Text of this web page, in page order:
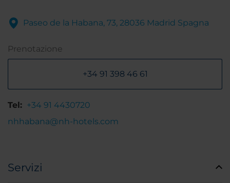
Paseo de la Habana, 73, 28036 Madrid Spagna
Prenotazione
+34 91 398 46 61
Tel: +34 91 4430720
nhhabana@nh-hotels.com
Servizi